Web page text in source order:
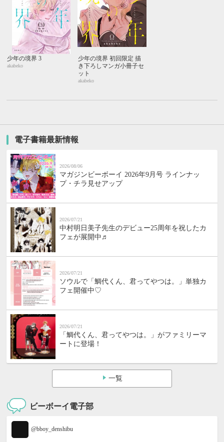
少年の境界 3
akabeko
少年の境界 初回限定 描
き下ろしマンガ小冊子セ
ット
akabeko
電子書籍最新情報
2026/08/06
マガジンビーボーイ 2026年9月号 ラインナッ
プ・チラ見せアップ
2026/07/21
中村明日美子先生のデビュー25周年を祝したカ
フェが展開中♬
2026/07/21
ソウルで「鯛代くん、君ってやつは。」単独カ
フェ開催中♡
2026/07/21
「鯛代くん、君ってやつは。」がファミリーマ
ートに登場！
一覧
ビーボーイ電子部
@bboy_denshibu